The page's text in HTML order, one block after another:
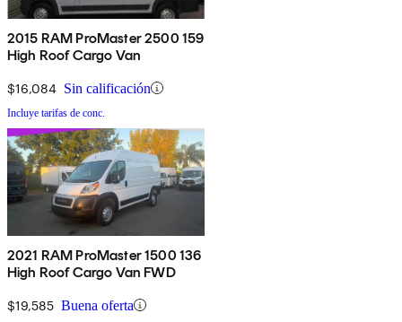
2015 RAM ProMaster 2500 159
High Roof Cargo Van
$16,084 Sin calificación
Incluye tarifas de conc.
2021 RAM ProMaster 1500 136
High Roof Cargo Van FWD
$19,585 Buena oferta